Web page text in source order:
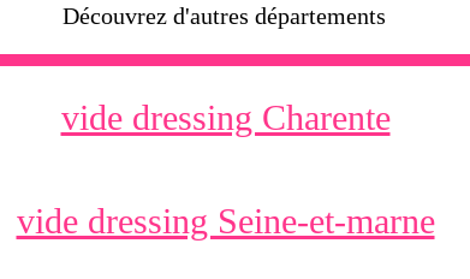
Découvrez d'autres départements
vide dressing Charente
vide dressing Seine-et-marne